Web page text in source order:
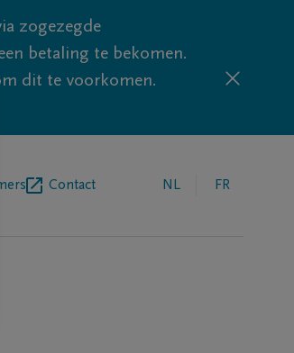
zogezegde
betaling te bekomen.
dit te voorkomen.
Contact NL FR